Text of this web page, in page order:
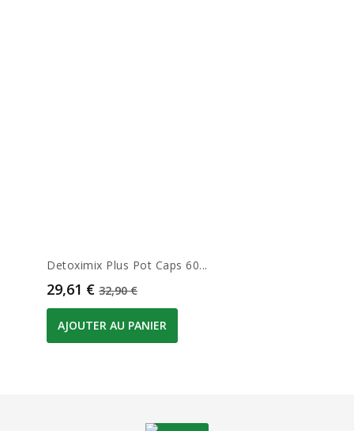
Detoximix Plus Pot Caps 60...
Prix
29,61 € Prix de base
32,90 €
AJOUTER AU PANIER